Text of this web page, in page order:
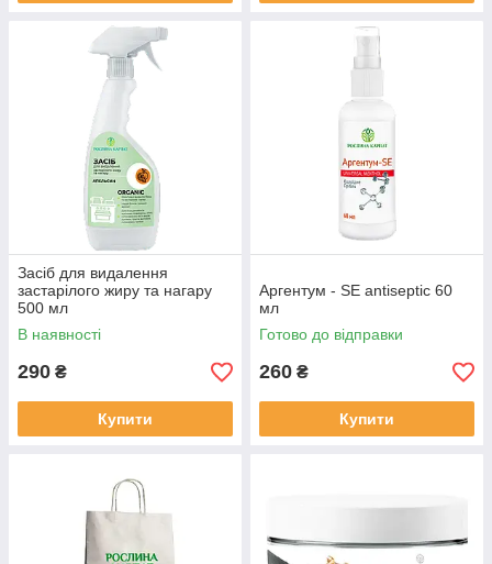
Засіб для видалення
застарілого жиру та нагару
500 мл
В наявності
290 ₴
Купити
Аргентум - SЕ antiseptic 60
мл
Готово до відправки
260 ₴
Купити